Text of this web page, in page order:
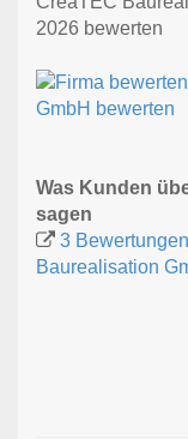
2026 bewerten
GmbH bewerten
Was Kunden
sagen
3
Baurealisation